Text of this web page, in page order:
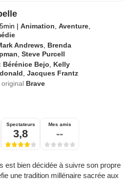
| Animation,Aventure,
Andrews, Brenda
,Steve Purcell
Bérénice Bejo, Kelly
,Jacques Frantz
original Brave
Spectateurs
3,8
Mes amis
--
est bien décidée à suivre son propre
une tradition millénaire sacrée aux